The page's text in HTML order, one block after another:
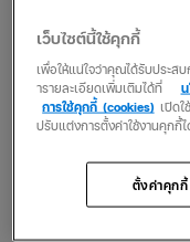
3. ใช้ชีวิตได้เต็
คนยุคใหม่ใช้ชีวิตทั้งที่ต้อ
ทำประกันอุบัติเหตุรายปี
เกิดเหตุการณ์ไม่คาดฝัน
ไม่ต้องสำรองจ่ายก่อนด้ว
ประกันอุบัติ
เว็บไซต์นี้ใช้คุกกี้
เพื่อให้แน่ใจว่าคุณได้รับประ
ารายละเอียดเพิ่มเติมได้ที่
การใช้คุกกี้ (cookies) เปิด
ปรับแต่งการตั้งค่าใช้งานคุกกี้
ตั้งค่าคุกกี้